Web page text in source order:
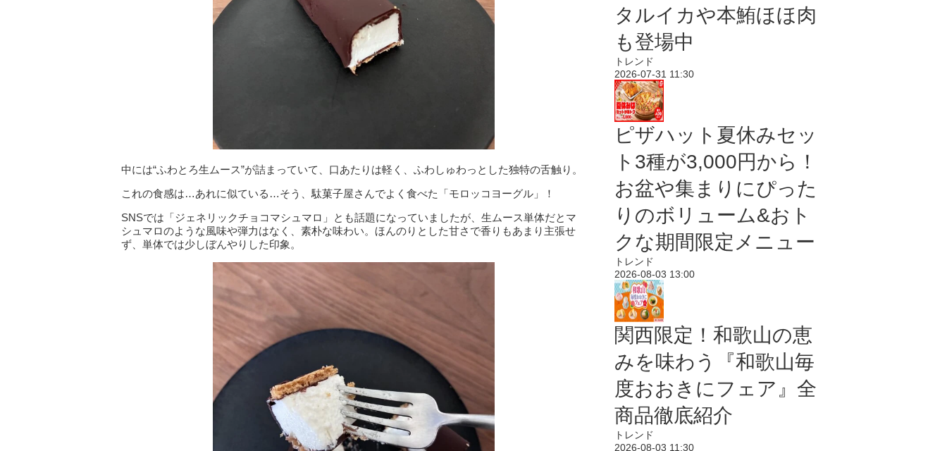
中には“ふわとろ生ムース”が詰まっていて、口あたりは軽く、ふわしゅわっとした独特の舌触り。
これの食感は…あれに似ている…そう、駄菓子屋さんでよく食べた「モロッコヨーグル」！
SNSでは「ジェネリックチョコマシュマロ」とも話題になっていましたが、生ムース単体だとマ
シュマロのような風味や弾力はなく、素朴な味わい。ほんのりとした甘さで香りもあまり主張せ
ず、単体では少しぼんやりした印象。
タルイカや本鮪ほほ肉
も登場中
トレンド
2026-07-31 11:30
ピザハット夏休みセッ
ト3種が3,000円から！
お盆や集まりにぴった
りのボリューム&おト
クな期間限定メニュー
トレンド
2026-08-03 13:00
関西限定！和歌山の恵
みを味わう『和歌山毎
度おおきにフェア』全
商品徹底紹介
トレンド
2026-08-03 11:30